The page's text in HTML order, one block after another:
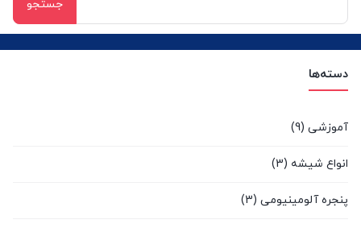
برای:
دسته‌ها
آموزشی (9)
انواع شیشه (3)
پنجره آلومینیومی (3)